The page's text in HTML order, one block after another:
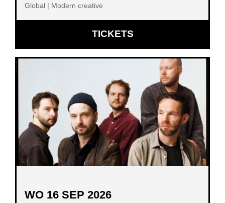
Global | Modern creative
TICKETSOPENT
IN
NIEUW
VENSTER
WO 16 SEP 2026